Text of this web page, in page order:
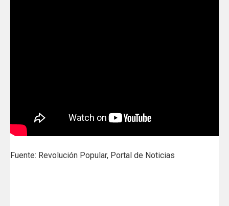
Fuente: Revolución Popular, Portal de Noticias